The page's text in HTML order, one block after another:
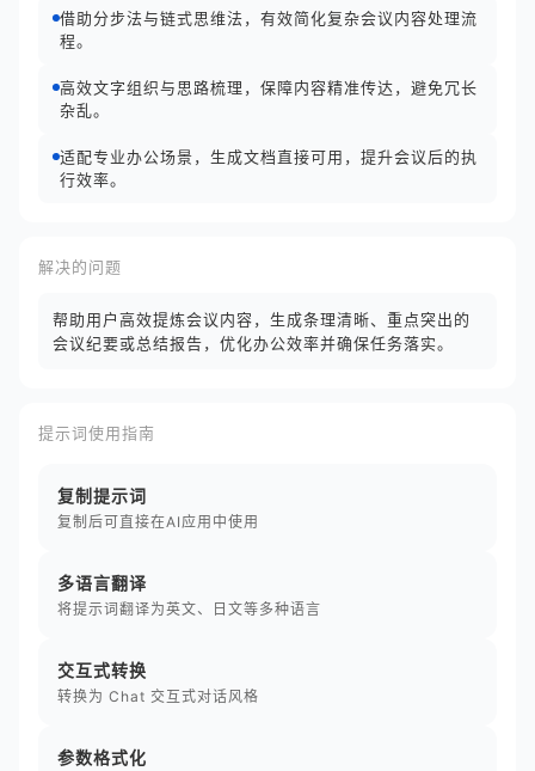
借助分步法与链式思维法，有效简化复杂会议内容处理流
程。
高效文字组织与思路梳理，保障内容精准传达，避免冗长
杂乱。
适配专业办公场景，生成文档直接可用，提升会议后的执
行效率。
解决的问题
帮助用户高效提炼会议内容，生成条理清晰、重点突出的
会议纪要或总结报告，优化办公效率并确保任务落实。
提示词使用指南
复制提示词
复制后可直接在AI应用中使用
多语言翻译
将提示词翻译为英文、日文等多种语言
交互式转换
转换为 Chat 交互式对话风格
参数格式化